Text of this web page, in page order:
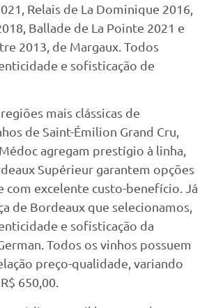
Relais de La Dominique 2016,
Ballade de La Pointe 2021 e
2013, de Margaux. Todos
e sofisticação de
mais clássicas de
de Saint-Émilion Grand Cru,
agregam prestígio à linha,
Supérieur garantem opções
com excelente custo-benefício. Já
de Bordeaux que selecionamos,
e sofisticação da
Todos os vinhos possuem
preço-qualidade, variando
650,00.